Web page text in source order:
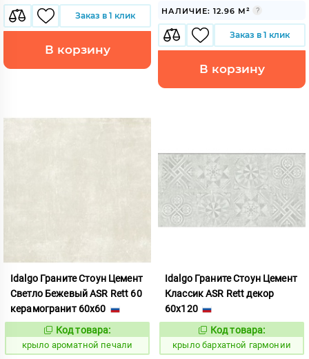
Заказ в 1 клик
В корзину
НАЛИЧИЕ: 12.96 М²
Заказ в 1 клик
В корзину
Idalgo Граните Стоун Цемент
Светло Бежевый ASR Rett 60
керамогранит 60x60
828445
Код товара:
крыло ароматной печали
Idalgo Граните Стоун Цемент
Классик ASR Rett декор
60x120
828516
Код товара:
крыло бархатной гармонии